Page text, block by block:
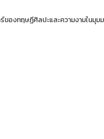
ร์ของทฤษฏีศิลปะและความงามใน